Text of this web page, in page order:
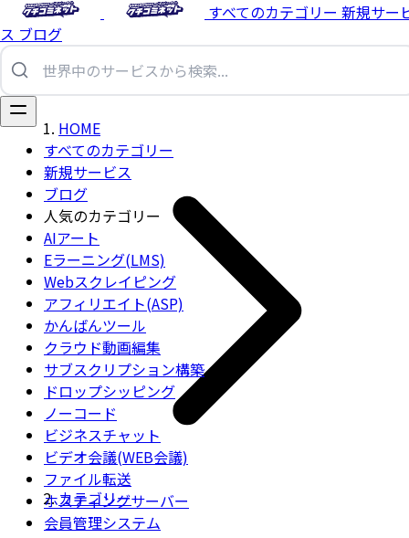
すべてのカテゴリー 新規サー
ス ブログ
すべてのカテゴリー
新規サービス
ブログ
人気のカテゴリー
AIアート
Eラーニング(LMS)
Webスクレイピング
アフィリエイト(ASP)
かんばんツール
クラウド動画編集
サブスクリプション構築
ドロップシッピング
ノーコード
ビジネスチャット
ビデオ会議(WEB会議)
ファイル転送
ホスティングサーバー
会員管理システム
HOME
カテゴリー